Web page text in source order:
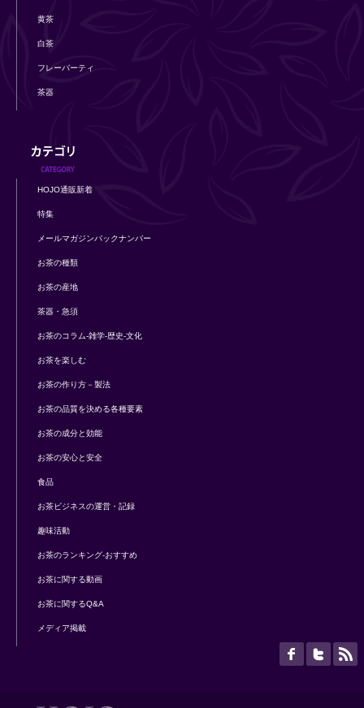
黄茶
白茶
フレーバーティ
茶器
HOJO通販新着
特集
メールマガジンバックナンバー
お茶の種類
お茶の産地
茶器・急須
お茶のコラム-雑学-歴史-文化
お茶を楽しむ
お茶の作り方－製法
お茶の品質を決める各種要素
お茶の成分と効能
お茶の安心と安全
食品
お茶ビジネスの運営・記録
趣味活動
お茶のランキング-おすすめ
お茶に関する動画
お茶に関するQ&A
メディア掲載